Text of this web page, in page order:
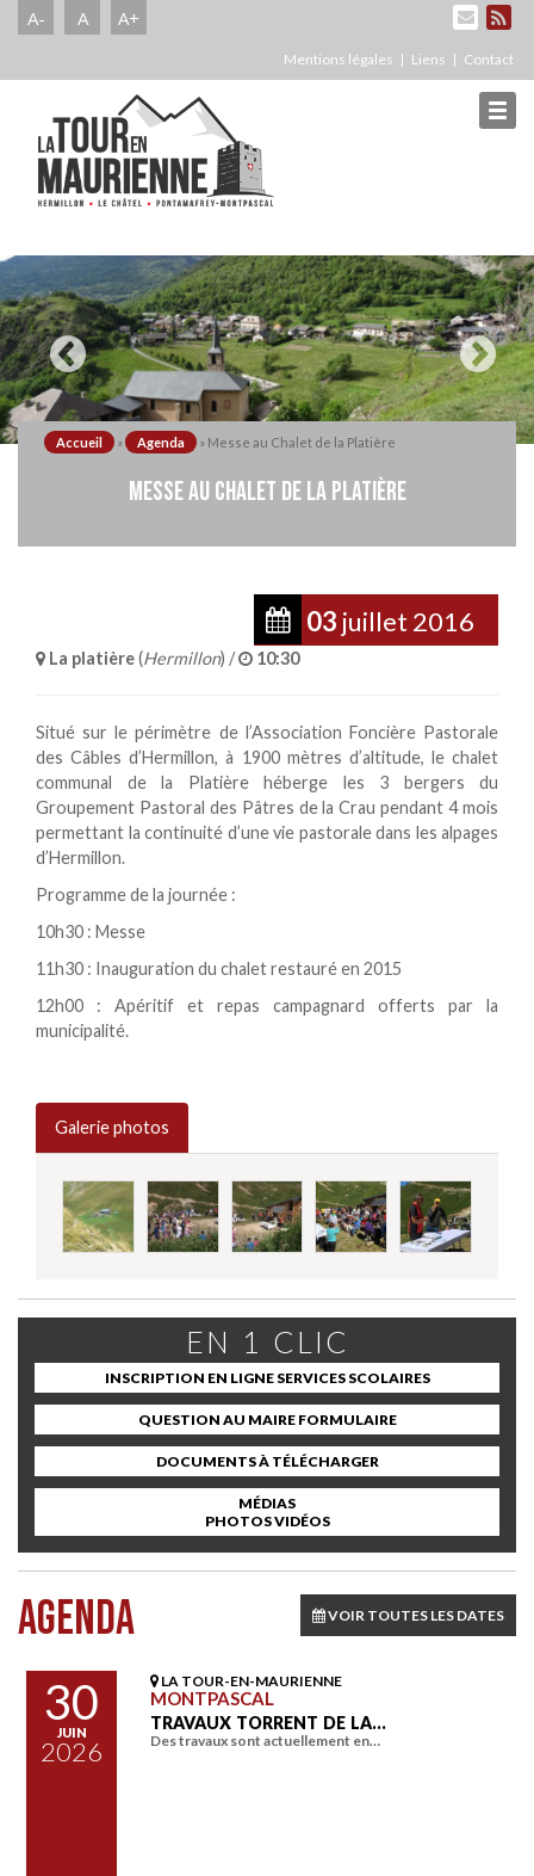
A- A A+
Mentions légales Liens Contact
Accueil » Agenda » Messe au Chalet de la Platière
MESSE AU CHALET DE LA PLATIÈRE
03 juillet 2016
La platière(Hermillon) / 10:30
Situé sur le périmètre de l’Association Foncière Pastorale
des Câbles d’Hermillon, à 1900 mètres d’altitude, le chalet
communal de la Platière héberge les 3 bergers du
Groupement Pastoral des Pâtres de la Crau pendant 4 mois
permettant la continuité d’une vie pastorale dans les alpages
d’Hermillon.
Programme de la journée :
10h30 : Messe
11h30 : Inauguration du chalet restauré en 2015
12h00 : Apéritif et repas campagnard offerts par la
municipalité.
Galerie photos
EN 1 CLIC
INSCRIPTION EN LIGNE SERVICES SCOLAIRES
QUESTION AU MAIRE FORMULAIRE
DOCUMENTS À TÉLÉCHARGER
MÉDIAS
PHOTOS VIDÉOS
AGENDA VOIR TOUTES LES DATES
30
JUIN
2026
LA TOUR-EN-MAURIENNE
MONTPASCAL
TRAVAUX TORRENT DE LA…
Des travaux sont actuellement en…